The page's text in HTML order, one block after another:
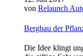
von Relaunch
Bergbau der
Die Idee klingt